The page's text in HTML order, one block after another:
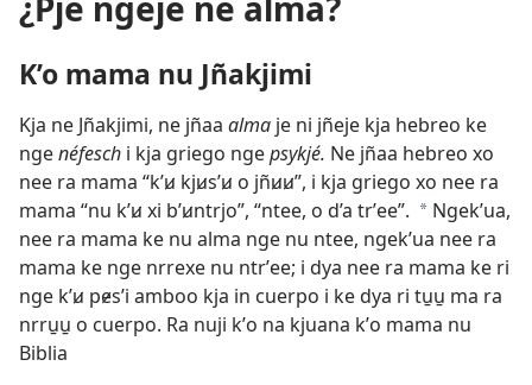
K’o mama nu Jñakjimi
Kja ne Jñakjimi, ne jñaa alma je ni jñeje kja hebreo ke
ngenéfesch i kja griego ngepsykjé. Ne jñaa hebreo xo
nee ra mama “kʹꞹ kjꞹsʼꞹ o jñꞹꞹ”, i kja griego xo nee ra
mama “nu kʹꞹ xi bʼꞹntrjo”, “ntee, o d’a trʹee”. a Ngekʼua,
nee ra mama ke nu alma nge nu ntee, ngekʼua nee ra
mama ke nge nrrexe nu ntrʼee; i dya nee ra mama ke ri
nge kʼꞹ pɇsʼi amboo kja in cuerpo i ke dya ri tu̱u̱ ma ra
nrru̱u̱ o cuerpo. Ra nuji kʼo na kjuana kʼo mama nu
Biblia